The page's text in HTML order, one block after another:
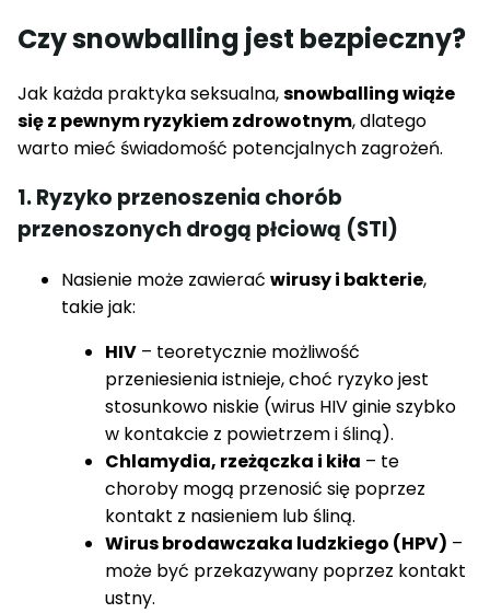
Czy snowballing jest bezpieczny?
Jak każda praktyka seksualna,snowballing wiąże
się z pewnym ryzykiem zdrowotnym, dlatego
warto mieć świadomość potencjalnych zagrożeń.
1. Ryzyko przenoszenia chorób
przenoszonych drogą płciową (STI)
Nasienie może zawierać wirusy i bakterie,
takie jak:
HIV – teoretycznie możliwość
przeniesienia istnieje, choć ryzyko jest
stosunkowo niskie (wirus HIV ginie szybko
w kontakcie z powietrzem i śliną).
Chlamydia, rzeżączka i kiła – te
choroby mogą przenosić się poprzez
kontakt z nasieniem lub śliną.
Wirus brodawczaka ludzkiego (HPV) –
może być przekazywany poprzez kontakt
ustny.